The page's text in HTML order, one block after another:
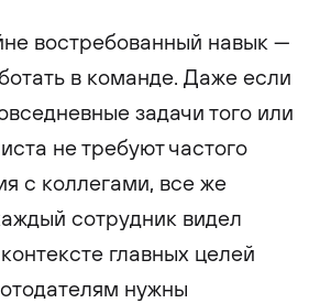
востребованный навык —
в команде. Даже если
задачи того или
не требуют частого
с коллегами, все же
сотрудник видел
главных целей
нужны